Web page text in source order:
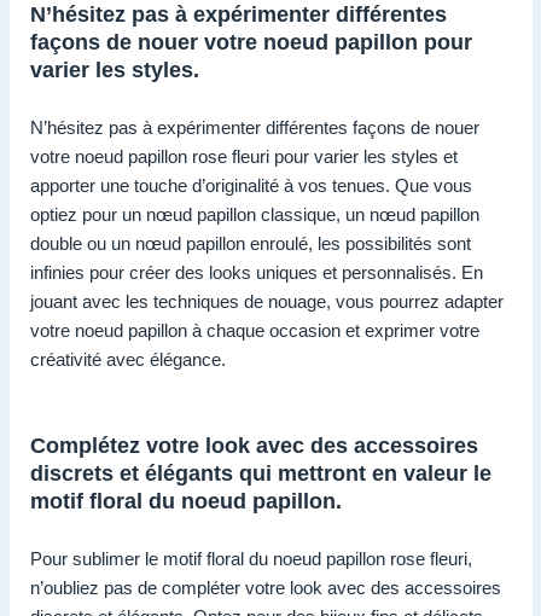
N’hésitez pas à expérimenter différentes
façons de nouer votre noeud papillon pour
varier les styles.
N’hésitez pas à expérimenter différentes façons de nouer
votre noeud papillon rose fleuri pour varier les styles et
apporter une touche d’originalité à vos tenues. Que vous
optiez pour un nœud papillon classique, un nœud papillon
double ou un nœud papillon enroulé, les possibilités sont
infinies pour créer des looks uniques et personnalisés. En
jouant avec les techniques de nouage, vous pourrez adapter
votre noeud papillon à chaque occasion et exprimer votre
créativité avec élégance.
Complétez votre look avec des accessoires
discrets et élégants qui mettront en valeur le
motif floral du noeud papillon.
Pour sublimer le motif floral du noeud papillon rose fleuri,
n’oubliez pas de compléter votre look avec des accessoires